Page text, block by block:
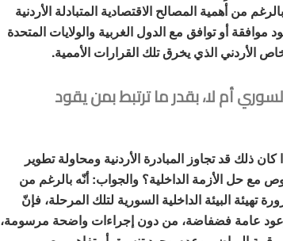
من أهمية المصالح الاقتصادية المتبادلة الأردنية
أو توافق مع الدول الغربية والولايات المتحدة
الأردني الذي يخرق تلك القرارات الأممية.
أم لا، بقدر ما ترتبط بمن يقود
ذلك قد تجاوز المبادرة الأردنية ومحاولة تطوير
حل الأزمة الداخلية؟ والجواب: أنّه بالرغم من
البيئة الداخلية السورية لتلك المرحلة، فإنّ
عامة فضفاضة، من دون إجراءات واضحة مرسومة،